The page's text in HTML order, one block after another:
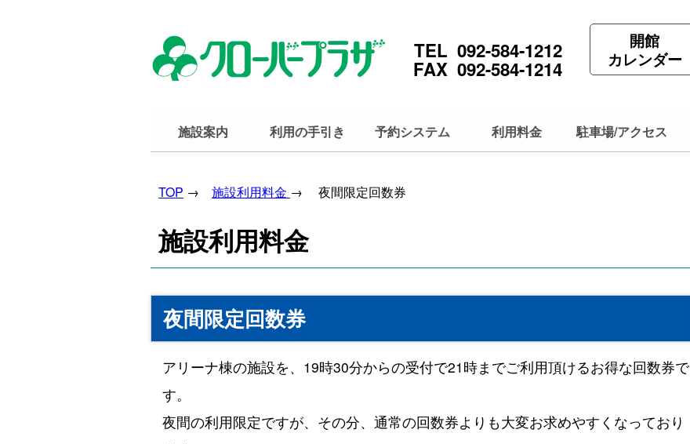
TEL 092-584-1212
FAX 092-584-1214
開館
カレンダー
施設案内 利用の手引き 予約システム 利用料金 駐車場/アクセス
TOP → 施設利用料金 → 夜間限定回数券
施設利用料金
夜間限定回数券
アリーナ棟の施設を、19時30分からの受付で21時までご利用頂けるお得な回数券で
す。
夜間の利用限定ですが、その分、通常の回数券よりも大変お求めやすくなっており